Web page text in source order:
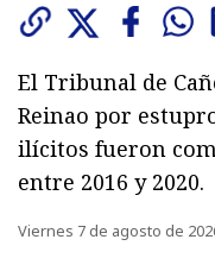
El Tribunal de
Reinao por
ilícitos fueron
entre 2016 y 2020.
Viernes 7 de agosto de